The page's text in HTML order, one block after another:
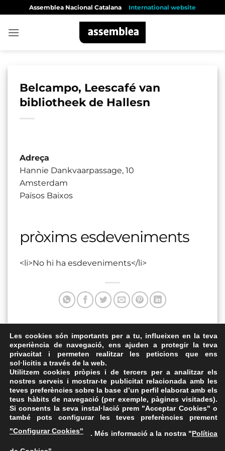
content
Assemblea Nacional Catalana International website
Belcampo, Leescafé van
bibliotheek de Hallesn
Adreça
Hannie Dankvaarpassage, 10
Amsterdam
Països Baixos
pròxims esdeveniments
<li>No hi ha esdeveniments</li>
Aquesta entrada va ser publicada a . Marqui com a favorit
elEnllaç permanent.
Restaurant Barceloneta Auditori del Vinseum
FAQs
Les cookies són importants per a tu, influeixen en la teva
experiència de navegació, ens ajuden a protegir la teva
privacitat i permeten realitzar les peticions que ens
sol·licitis a través de la web.
Utilitzem cookies pròpies i de tercers per a analitzar els
nostres serveis i mostrar-te publicitat relacionada amb les
teves preferències sobre la base d’un perfil elaborat amb els
teus hàbits de navegació (per exemple, pàgines visitades).
Si consents la seva instal·lació prem "Acceptar Cookies" o
també pots configurar les teves preferències prement
"Configurar Cookies"
. Més informació a la nostra "Política